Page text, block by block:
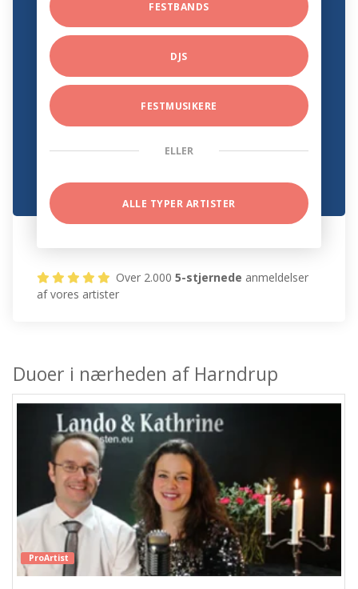
FESTBANDS
DJS
FESTMUSIKERE
ELLER
ALLE TYPER ARTISTER
Over 2.0005-stjernede anmeldelser
af vores artister
Duoer i nærheden af Harndrup
ProArtist